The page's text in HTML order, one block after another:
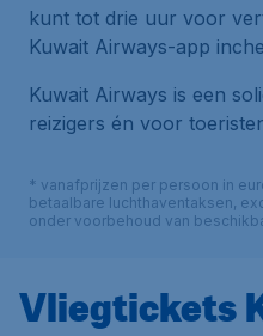
kunt tot drie uur voor
Kuwait Airways-app
Kuwait Airways is een
reizigers én voor
* vanafprijzen per persoon in
betaalbare luchthaventaksen,
onder voorbehoud van
Vliegtickets